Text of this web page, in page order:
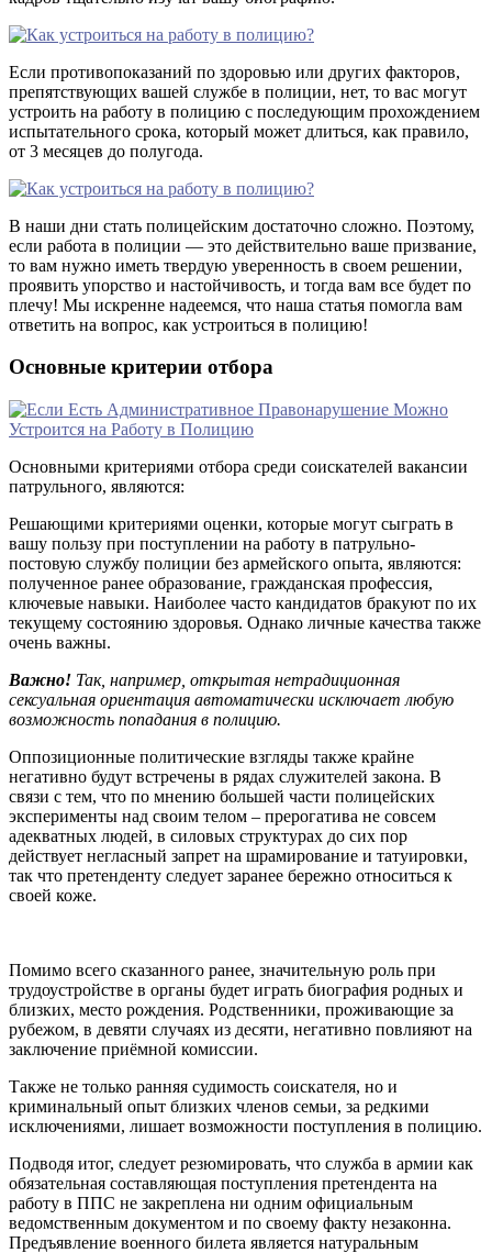
Если противопоказаний по здоровью или других факторов,
препятствующих вашей службе в полиции, нет, то вас могут
устроить на работу в полицию с последующим прохождением
испытательного срока, который может длиться, как правило,
от 3 месяцев до полугода.
В наши дни стать полицейским достаточно сложно. Поэтому,
если работа в полиции — это действительно ваше призвание,
то вам нужно иметь твердую уверенность в своем решении,
проявить упорство и настойчивость, и тогда вам все будет по
плечу! Мы искренне надеемся, что наша статья помогла вам
ответить на вопрос, как устроиться в полицию!
Основные критерии отбора
Основными критериями отбора среди соискателей вакансии
патрульного, являются:
Решающими критериями оценки, которые могут сыграть в
вашу пользу при поступлении на работу в патрульно-
постовую службу полиции без армейского опыта, являются:
полученное ранее образование, гражданская профессия,
ключевые навыки. Наиболее часто кандидатов бракуют по их
текущему состоянию здоровья. Однако личные качества также
очень важны.
Важно! Так, например, открытая нетрадиционная
сексуальная ориентация автоматически исключает любую
возможность попадания в полицию.
Оппозиционные политические взгляды также крайне
негативно будут встречены в рядах служителей закона. В
связи с тем, что по мнению большей части полицейских
эксперименты над своим телом – прерогатива не совсем
адекватных людей, в силовых структурах до сих пор
действует негласный запрет на шрамирование и татуировки,
так что претенденту следует заранее бережно относиться к
своей коже.
Помимо всего сказанного ранее, значительную роль при
трудоустройстве в органы будет играть биография родных и
близких, место рождения. Родственники, проживающие за
рубежом, в девяти случаях из десяти, негативно повлияют на
заключение приёмной комиссии.
Также не только ранняя судимость соискателя, но и
криминальный опыт близких членов семьи, за редкими
исключениями, лишает возможности поступления в полицию.
Подводя итог, следует резюмировать, что служба в армии как
обязательная составляющая поступления претендента на
работу в ППС не закреплена ни одним официальным
ведомственным документом и по своему факту незаконна.
Предъявление военного билета является натуральным